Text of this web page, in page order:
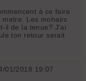
à ce faire
Les mohairs
il de la tenue? J'ai
ton retour serait
01/2018 19:07